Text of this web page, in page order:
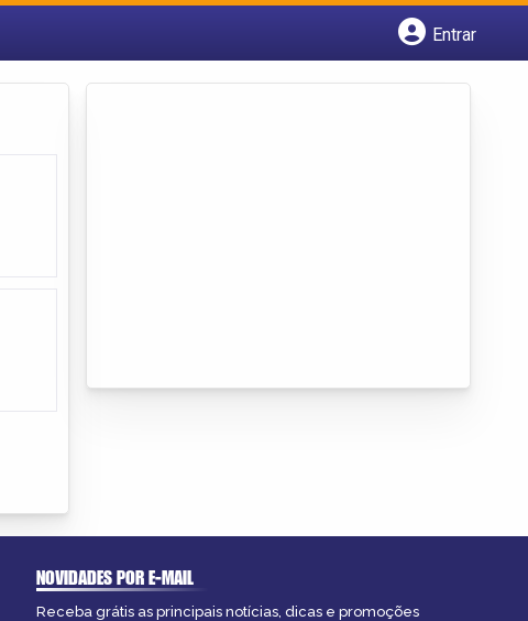
Entrar
NOVIDADES POR E-MAIL
Receba grátis as principais notícias, dicas e promoções